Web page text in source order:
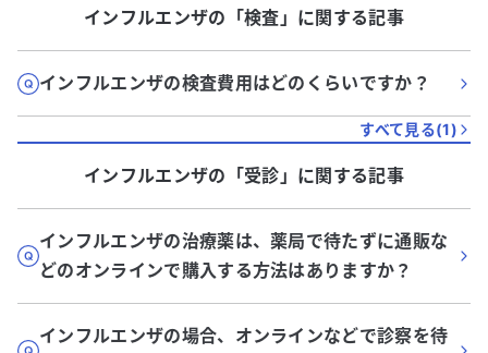
インフルエンザの「検査 」に関する記事
インフルエンザの検査費用はどのくらいですか？
すべて見る(1)
インフルエンザの「受診 」に関する記事
インフルエンザの治療薬は、薬局で待たずに通販な
どのオンラインで購入する方法はありますか？
インフルエンザの場合、オンラインなどで診察を待